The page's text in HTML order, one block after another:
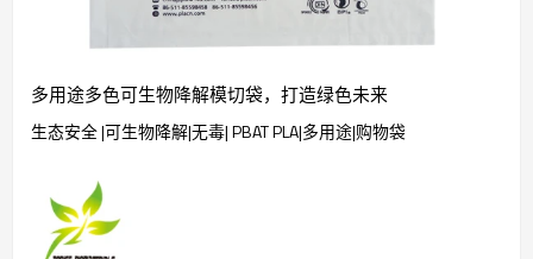
多用途多色可生物降解模切袋，打造绿色未来
生态安全 |可生物降解|无毒| PBAT PLA|多用途|购物袋